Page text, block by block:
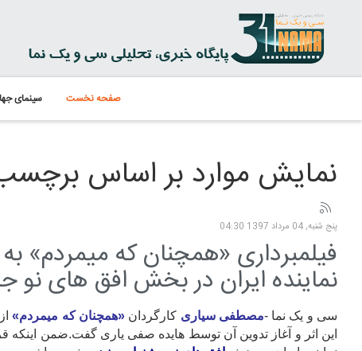
صفحه نخست سینمای
نمایش موارد بر اساس
پنج شنبه, 04 مرداد 1397 04:30
فیلمبرداری «همچنان که میمردم»
نماینده ایران در بخش افق های نو
سی و یک نما -مصطفی سیاری کارگردان«همچنان که میمردم»
این اثر و آغاز تدوین آن توسط هایده صفی یاری گفت.ضمن اینکه